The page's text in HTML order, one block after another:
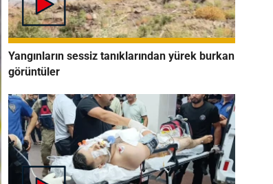
Yangınların sessiz tanıklarından yürek burkan
görüntüler